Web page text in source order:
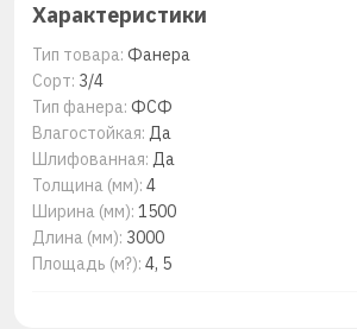
Характеристики
Тип товара: Фанера
Сорт: 3/4
Тип фанера: ФСФ
Влагостойкая: Да
Шлифованная: Да
Толщина (мм): 4
Ширина (мм): 1500
Длина (мм): 3000
Площадь (м?): 4, 5